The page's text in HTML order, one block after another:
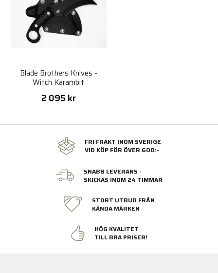
Blade Brothers Knives -
Witch Karambit
2 095 kr
FRI FRAKT INOM SVERIGE
VID KÖP FÖR ÖVER 600:-
SNABB LEVERANS -
SKICKAS INOM 24 TIMMAR
STORT UTBUD FRÅN
KÄNDA MÄRKEN
HÖG KVALITET
TILL BRA PRISER!